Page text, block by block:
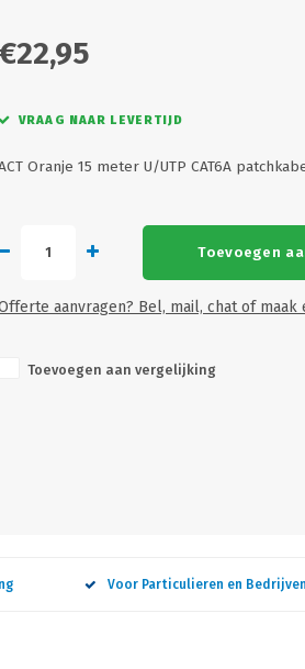
€22,95
VRAAG NAAR LEVERTIJD
Oranje 15 meter U/UTP CAT6A
Toevoegen
aanvragen? Bel, mail, chat of maak
Toevoegen aan vergelijking
Voor Particulieren en